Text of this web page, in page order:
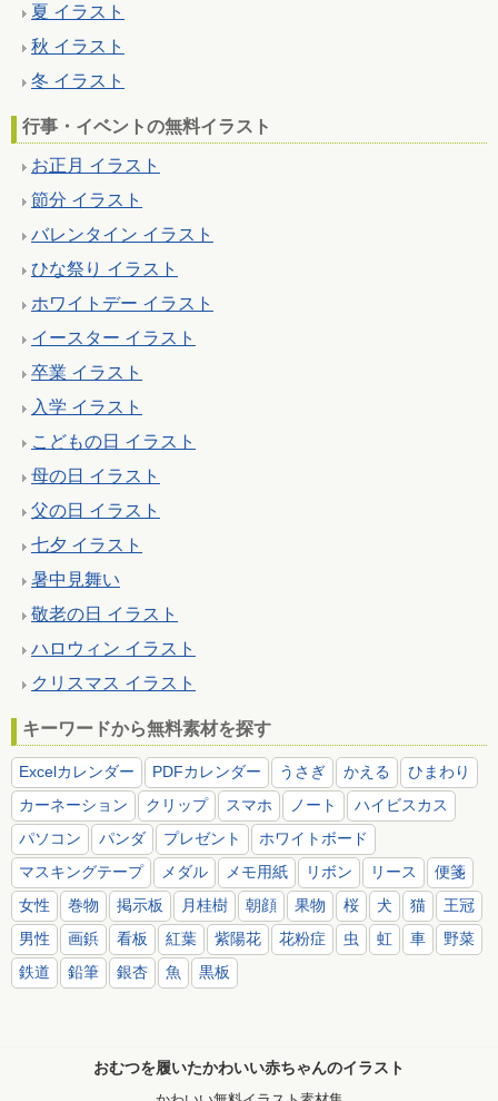
夏 イラスト
秋 イラスト
冬 イラスト
行事・イベントの無料イラスト
お正月 イラスト
節分 イラスト
バレンタイン イラスト
ひな祭り イラスト
ホワイトデー イラスト
イースター イラスト
卒業 イラスト
入学 イラスト
こどもの日 イラスト
母の日 イラスト
父の日 イラスト
七夕 イラスト
暑中見舞い
敬老の日 イラスト
ハロウィン イラスト
クリスマス イラスト
キーワードから無料素材を探す
Excelカレンダー PDFカレンダー うさぎ かえる
ひまわり
カーネーション
クリップ スマホ ノート
ハイビスカス
パソコン
パンダ プレゼント
ホワイトボード
マスキングテープ
メダル メモ用紙 リボン リース
便箋
女性
巻物 掲示板 月桂樹 朝顔 果物 桜 犬 猫
王冠
男性
画鋲 看板 紅葉 紫陽花 花粉症 虫 虹 車
野菜
鉄道
鉛筆 銀杏 魚 黒板
おむつを履いたかわいい赤ちゃんのイラスト